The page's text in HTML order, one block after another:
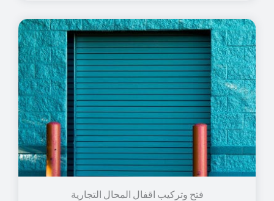
فتح وتركيب اقفال المحال التجارية